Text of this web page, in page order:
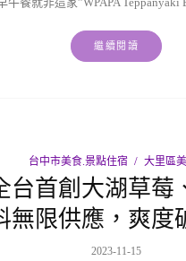
繼續閱讀
台中市美食.景點住宿 大里區
台首創大湖草莓
無限供應，爽度
2023-11-15